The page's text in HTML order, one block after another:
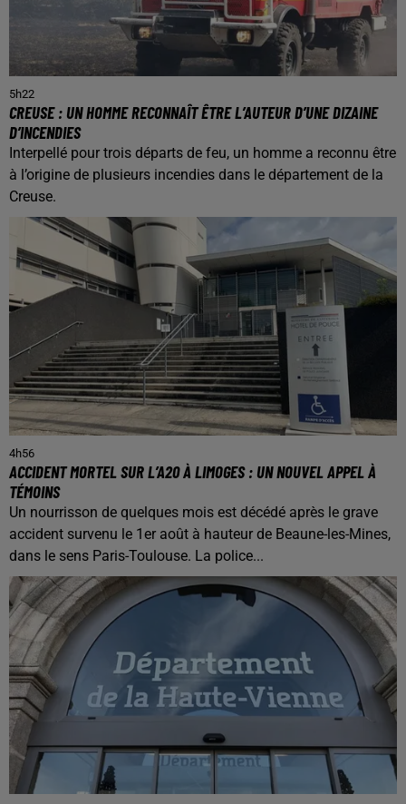
5h22
CREUSE : UN HOMME RECONNAÎT ÊTRE L’AUTEUR D’UNE DIZAINE
D’INCENDIES
Interpellé pour trois départs de feu, un homme a reconnu être
à l’origine de plusieurs incendies dans le département de la
Creuse.
4h56
ACCIDENT MORTEL SUR L’A20 À LIMOGES : UN NOUVEL APPEL À
TÉMOINS
Un nourrisson de quelques mois est décédé après le grave
accident survenu le 1er août à hauteur de Beaune-les-Mines,
dans le sens Paris-Toulouse. La police...